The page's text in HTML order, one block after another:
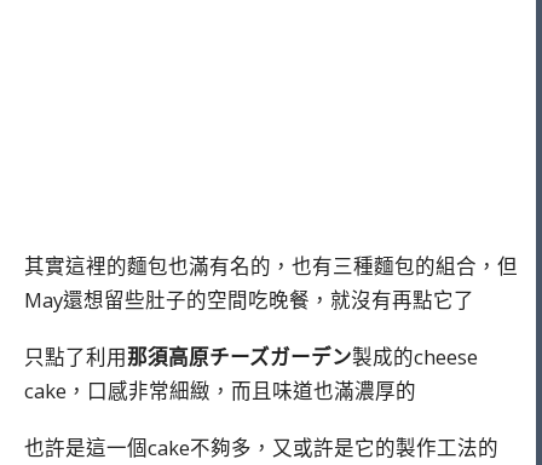
其實這裡的麵包也滿有名的，也有三種麵包的組合，但
May還想留些肚子的空間吃晚餐，就沒有再點它了
只點了利用那須高原チーズガーデン製成的cheese
cake，口感非常細緻，而且味道也滿濃厚的
也許是這一個cake不夠多，又或許是它的製作工法的